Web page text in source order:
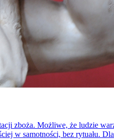
zboża. Możliwe, że ludzie
w samotności, bez rytuału.